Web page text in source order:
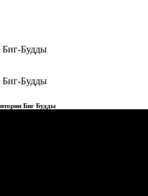
Биг-Будды
Биг-Будды
Биг Будды